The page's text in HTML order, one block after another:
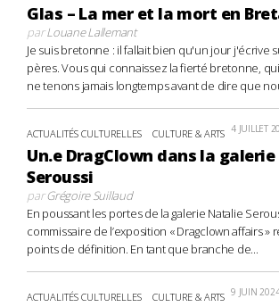
Glas – La mer et la mort en
parLouane Lallemant
Je suis bretonne : il fallait bien qu'un jour j'écrive
pères. Vous qui connaissez la fierté bretonne,
ne tenons jamais longtemps avant de dire que
ACTUALITÉS CULTURELLES CULTURE & ARTS 4 JUILLET
Un.e DragClown dans la
Seroussi
parGrégoire Suillaud
En poussant les portes de la galerie Natalie
commissaire de l’exposition « Dragclown affairs »
points de définition. En tant que branche de...
ACTUALITÉS CULTURELLES CULTURE & ARTS 9 JUIN